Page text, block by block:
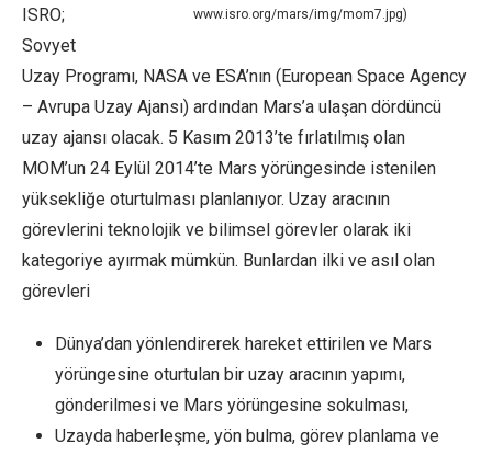
www.isro.org/mars/img/mom7.jpg)
ISRO;
Sovyet
Uzay Programı, NASA ve ESA’nın (European Space Agency
– Avrupa Uzay Ajansı) ardından Mars’a ulaşan dördüncü
uzay ajansı olacak. 5 Kasım 2013’te fırlatılmış olan
MOM’un 24 Eylül 2014’te Mars yörüngesinde istenilen
yüksekliğe oturtulması planlanıyor. Uzay aracının
görevlerini teknolojik ve bilimsel görevler olarak iki
kategoriye ayırmak mümkün. Bunlardan ilki ve asıl olan
görevleri
Dünya’dan yönlendirerek hareket ettirilen ve Mars
yörüngesine oturtulan bir uzay aracının yapımı,
gönderilmesi ve Mars yörüngesine sokulması,
Uzayda haberleşme, yön bulma, görev planlama ve